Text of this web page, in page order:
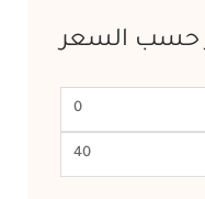
حسب السعر